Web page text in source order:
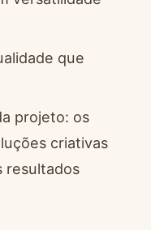
que
projeto: os
criativas
resultados